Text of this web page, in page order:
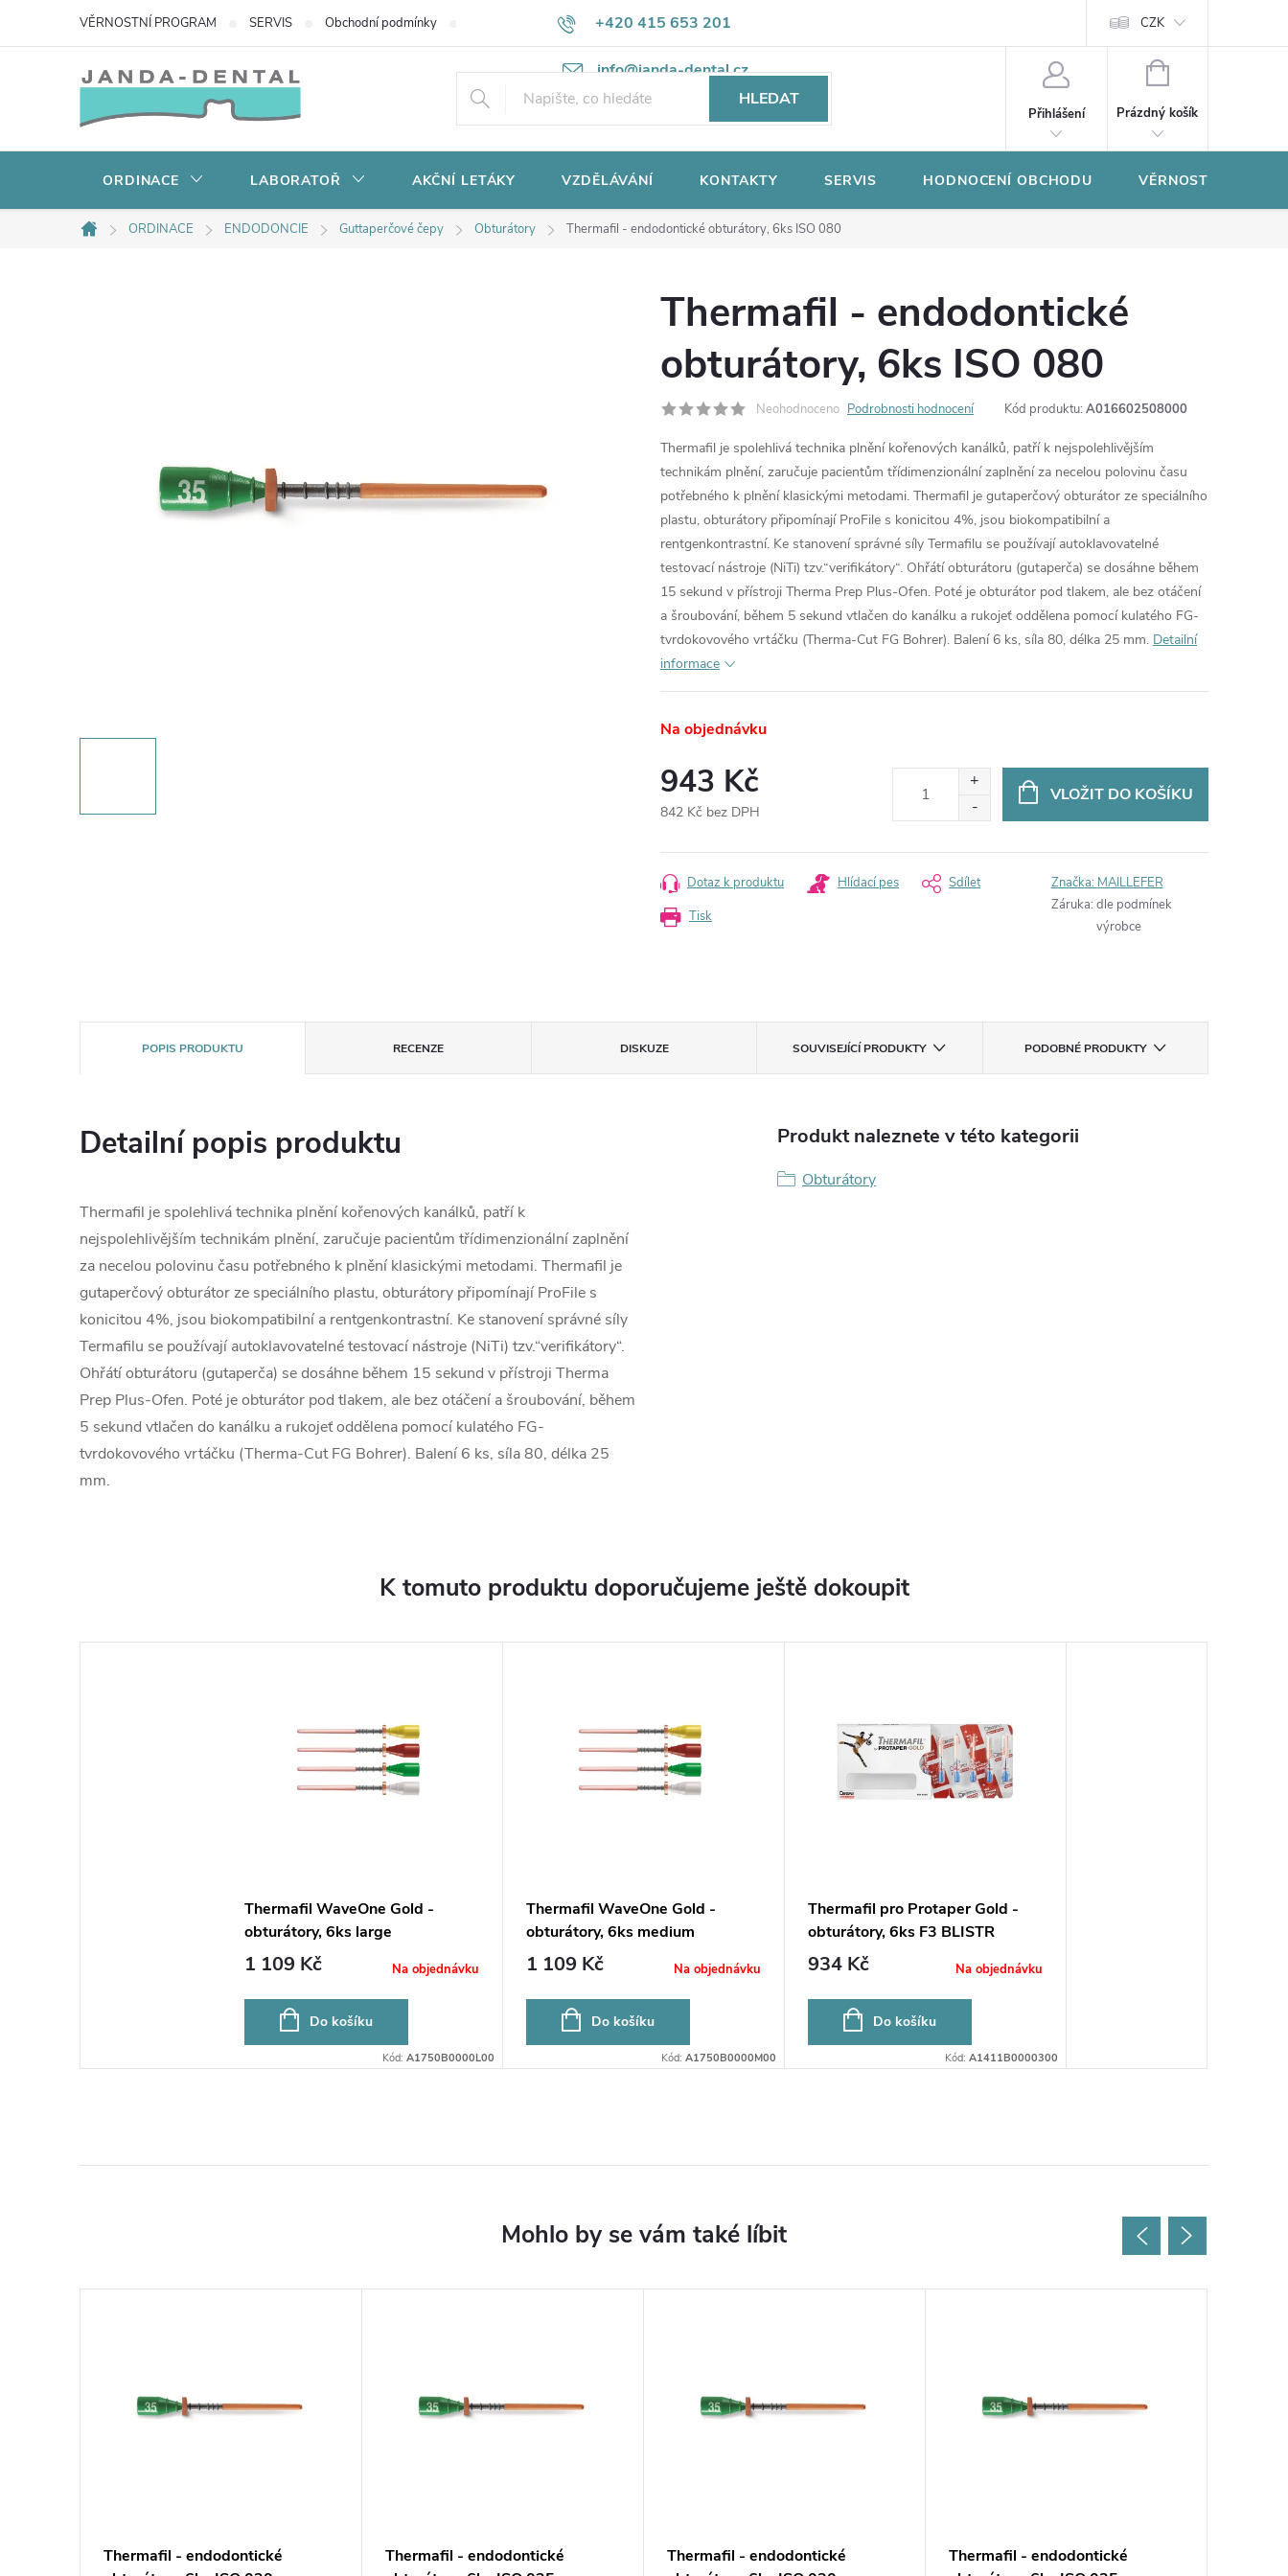
+420 415 653 201
info@janda-dental.cz
VĚRNOSTNÍ PROGRAM SERVIS Obchodní podmínky Potřebujete poradit? Ochrana osobních údajů CZK
HLEDAT
Přihlášení
NÁKUPNÍ
Prázdný košík
ORDINACE LABORATOŘ AKČNÍ LETÁKY VZDĚLÁVÁNÍ KONTAKTY SERVIS HODNOCENÍ OBCHODU VĚRNOSTNÍ
Domů
ORDINACE ENDODONCIE Guttaperčové čepy Obturátory Thermafil - endodontické obturátory, 6ks ISO 080
Thermafil - endodontické
obturátory, 6ks ISO 080
Neohodnoceno Podrobnosti hodnocení Kód produktu: A016602508000
Thermafil je spolehlivá technika plnění kořenových kanálků, patří k nejspolehlivějším
technikám plnění, zaručuje pacientům třídimenzionální zaplnění za necelou polovinu času
potřebného k plnění klasickými metodami. Thermafil je gutaperčový obturátor ze speciálního
plastu, obturátory připomínají ProFile s konicitou 4%, jsou biokompatibilní a
rentgenkontrastní. Ke stanovení správné síly Termafilu se používají autoklavovatelné
testovací nástroje (NiTi) tzv.“verifikátory“. Ohřátí obturátoru (gutaperča) se dosáhne během
15 sekund v přístroji Therma Prep Plus-Ofen. Poté je obturátor pod tlakem, ale bez otáčení
a šroubování, během 5 sekund vtlačen do kanálku a rukojeť oddělena pomocí kulatého FG-
tvrdokovového vrtáčku (Therma-Cut FG Bohrer). Balení 6 ks, síla 80, délka 25 mm. Detailní
informace
Na objednávku
943 Kč
842 Kč bez DPH
cena:
VLOŽIT DO KOŠÍKU
Tisk
Dotaz k produktu Hlídací pes Sdílet Značka: MAILLEFER
Záruka: dle podmínek
výrobce
POPIS PRODUKTU RECENZE DISKUZE SOUVISEJÍCÍ PRODUKTY PODOBNÉ PRODUKTY
Detailní popis produktu
Thermafil je spolehlivá technika plnění kořenových kanálků, patří k
nejspolehlivějším technikám plnění, zaručuje pacientům třídimenzionální zaplnění
za necelou polovinu času potřebného k plnění klasickými metodami. Thermafil je
gutaperčový obturátor ze speciálního plastu, obturátory připomínají ProFile s
konicitou 4%, jsou biokompatibilní a rentgenkontrastní. Ke stanovení správné síly
Termafilu se používají autoklavovatelné testovací nástroje (NiTi) tzv.“verifikátory“.
Ohřátí obturátoru (gutaperča) se dosáhne během 15 sekund v přístroji Therma
Prep Plus-Ofen. Poté je obturátor pod tlakem, ale bez otáčení a šroubování, během
5 sekund vtlačen do kanálku a rukojeť oddělena pomocí kulatého FG-
tvrdokovového vrtáčku (Therma-Cut FG Bohrer). Balení 6 ks, síla 80, délka 25
mm.
Produkt naleznete v této kategorii
Obturátory
K tomuto produktu doporučujeme ještě dokoupit
Thermafil WaveOne Gold -
obturátory, 6ks large
1 109 Kč Na objednávku
Do košíku
Kód: A1750B0000L00
Thermafil WaveOne Gold -
obturátory, 6ks medium
1 109 Kč Na objednávku
Do košíku
Kód: A1750B0000M00
Thermafil pro Protaper Gold -
obturátory, 6ks F3 BLISTR
934 Kč Na objednávku
Do košíku
Kód: A1411B0000300
Thermafil - endodontické
Thermafil - endodontické
Thermafil - endodontické
Thermafil - endodontické